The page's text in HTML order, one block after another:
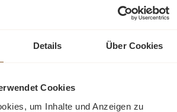
Details Über Cookies
Cookies
um Inhalte und Anzeigen zu
besonders langlebig und für den
im Freien geeignet. Gleichzeitig
Sitzhöhe für komfortables Sitzen.
individuell und einladend gestalten